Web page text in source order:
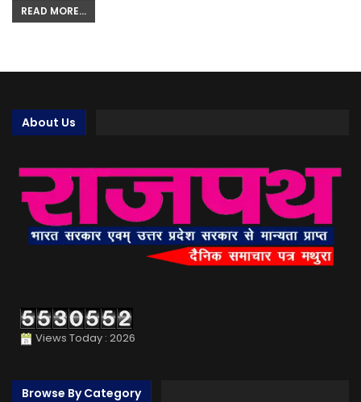
READ MORE...
About Us
Views Today : 2026
Browse By Category